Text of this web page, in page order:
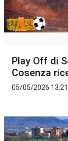
Play Off di
Cosenza
05/05/2026 13:21